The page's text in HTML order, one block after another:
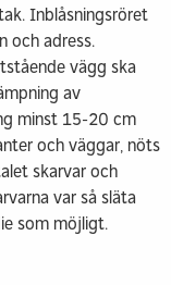
Inblåsningsröret
och adress.
vägg ska
av
minst 15-20 cm
och väggar, nöts
skarvar och
var så släta
som möjligt.